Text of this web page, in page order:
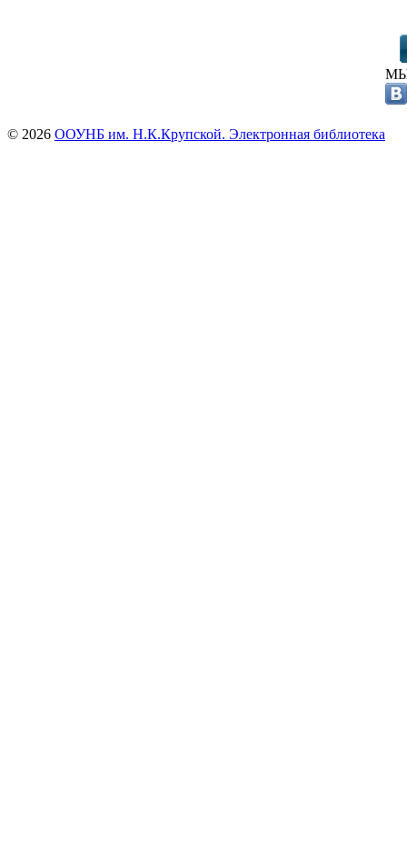
© 2026 ООУНБ им. Н.К.Крупской. Электронная библиотека